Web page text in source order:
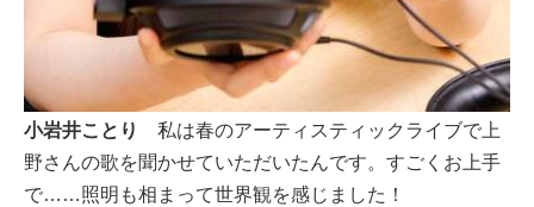
小岩井ことり
私は春のアーティスティックライブで上
野さんの歌を聞かせていただいたんです。すごくお上手
で……照明も相まって世界観を感じました！